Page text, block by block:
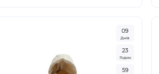
09
Днів
23
Годин
59